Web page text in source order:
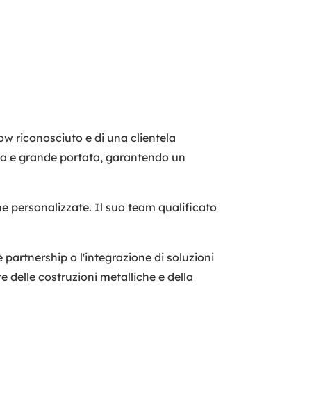
riconosciuto e di una clientela
e grande portata, garantendo un
personalizzate. Il suo team qualificato
o l'integrazione di soluzioni
delle costruzioni metalliche e della